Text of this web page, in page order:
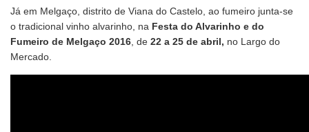
Já em Melgaço, distrito de Viana do Castelo, ao fumeiro junta-se
o tradicional vinho alvarinho, na Festa do Alvarinho e do
Fumeiro de Melgaço 2016 , de 22 a 25 de abril, no Largo do
Mercado.